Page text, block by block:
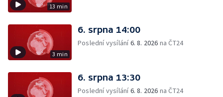
13 min
3 min
6. srpna 14:00
Poslední vysílání6. 8. 2026 na ČT24
6. srpna 13:30
Poslední vysílání6. 8. 2026 na ČT24